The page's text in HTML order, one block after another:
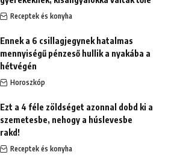
Receptek és konyha
Ennek a 6 csillagjegynek hatalmas
mennyiségű pénzeső hullik a nyakába a
hétvégén
Horoszkóp
Ezt a 4 féle zöldséget azonnal dobd ki a
szemetesbe, nehogy a húslevesbe
rakd!
Receptek és konyha